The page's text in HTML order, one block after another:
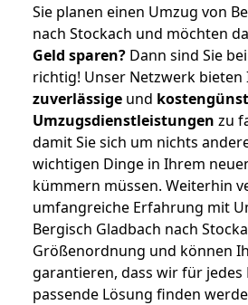
Sie planen einen Umzug von
nach Stockach und möchten
Geld sparen? Dann sind Sie
richtig! Unser Netzwerk bieten
zuverlässige und
Umzugsdienstleistungen zu
damit Sie sich um nichts
wichtigen Dinge in Ihrem
kümmern müssen. Weiterhin
umfangreiche Erfahrung mit
Bergisch Gladbach nach
Größenordnung und können
garantieren, dass wir für jedes
passende Lösung finden